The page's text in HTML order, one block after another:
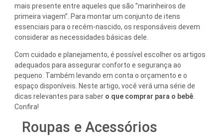
mais presente entre aqueles que são ”marinheiros de
primeira viagem”. Para montar um conjunto de itens
essenciais para o recém-nascido, os responsáveis devem
considerar as necessidades básicas dele.
Com cuidado e planejamento, é possível escolher os artigos
adequados para assegurar conforto e segurança ao
pequeno. Também levando em conta o orçamento e o
espaço disponíveis. Neste artigo, você verá uma série de
dicas relevantes para saber o que comprar para o bebê.
Confira!
Roupas e Acessórios